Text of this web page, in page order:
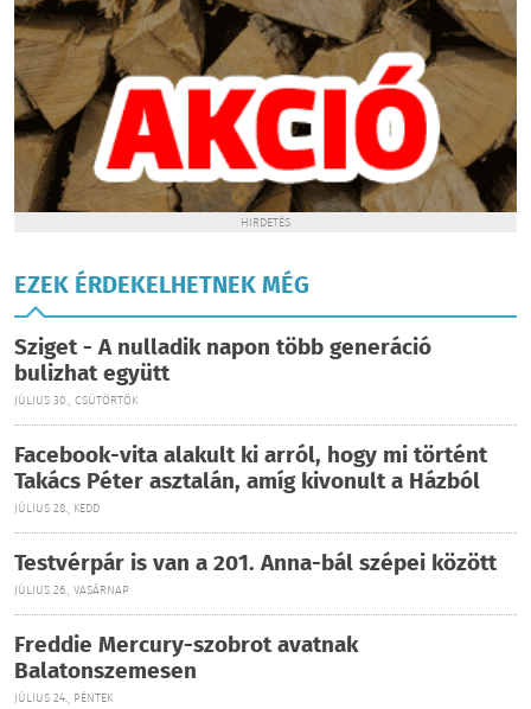
HIRDETÉS
EZEK ÉRDEKELHETNEK MÉG
Sziget - A nulladik napon több generáció
bulizhat együtt
JÚLIUS 30., CSÜTÖRTÖK
Facebook-vita alakult ki arról, hogy mi történt
Takács Péter asztalán, amíg kivonult a Házból
JÚLIUS 28., KEDD
Testvérpár is van a 201. Anna-bál szépei között
JÚLIUS 26., VASÁRNAP
Freddie Mercury-szobrot avatnak
Balatonszemesen
JÚLIUS 24., PÉNTEK